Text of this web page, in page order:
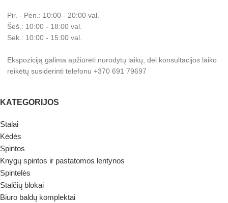
Pir. - Pen.: 10:00 - 20:00 val.
Šeš.: 10:00 - 18:00 val.
Sek.: 10:00 - 15:00 val.
Ekspoziciją galima apžiūrėti nurodytų laikų, dėl konsultacijos laiko
reikėtų susiderinti telefonu +370 691 79697
KATEGORIJOS
Stalai
Kėdės
Spintos
Knygų spintos ir pastatomos lentynos
Spintelės
Stalčių blokai
Biuro baldų komplektai